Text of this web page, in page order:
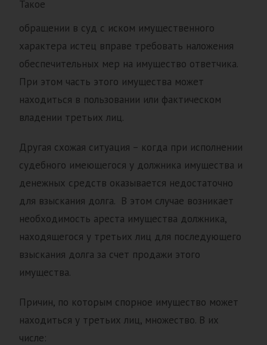
обращении в суд с иском имущественного
характера истец вправе требовать наложения
обеспечительных мер на имущество ответчика.
При этом часть этого имущества может
находиться в пользовании или фактическом
владении третьих лиц.
Другая схожая ситуация – когда при исполнении
судебного имеющегося у должника имущества и
денежных средств оказывается недостаточно
для взыскания долга. В этом случае возникает
необходимость ареста имущества должника,
находящегося у третьих лиц для последующего
взыскания долга за счет продажи этого
имущества.
Причин, по которым спорное имущество может
находиться у третьих лиц, множество. В их
числе: